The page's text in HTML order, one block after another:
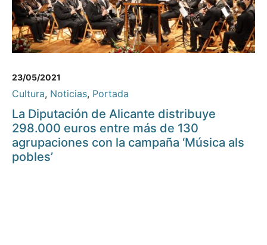
23/05/2021
Cultura, Noticias, Portada
La Diputación de Alicante distribuye
298.000 euros entre más de 130
agrupaciones con la campaña ‘Música als
pobles’